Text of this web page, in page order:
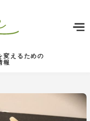
変えるための
報